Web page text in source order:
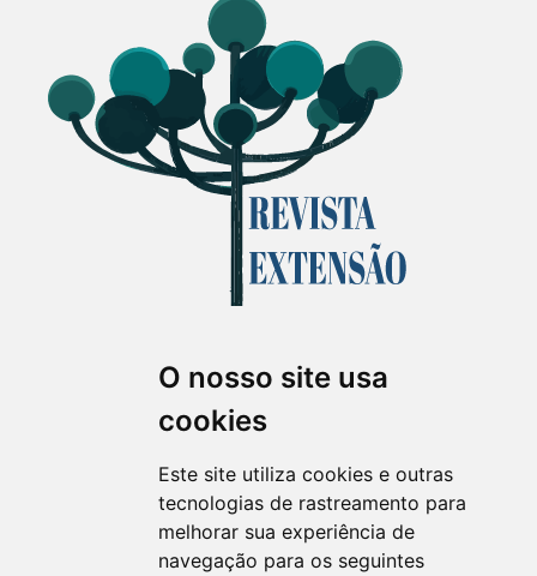
O nosso site usa
cookies
Este site utiliza cookies e outras
tecnologias de rastreamento para
melhorar sua experiência de
navegação para os seguintes
Revista Extensão em Foco
ISSN 2358-7180 (on-line)